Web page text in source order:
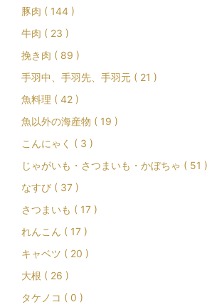
豚肉 ( 144 )
牛肉 ( 23 )
挽き肉 ( 89 )
手羽中、手羽先、手羽元 ( 21 )
魚料理 ( 42 )
魚以外の海産物 ( 19 )
こんにゃく ( 3 )
じゃがいも・さつまいも・かぼちゃ ( 51 )
なすび ( 37 )
さつまいも ( 17 )
れんこん ( 17 )
キャベツ ( 20 )
大根 ( 26 )
タケノコ ( 0 )